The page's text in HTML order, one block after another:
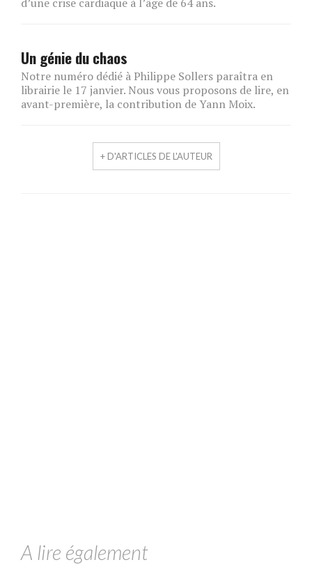
Un génie du chaos
Notre numéro dédié à Philippe Sollers paraîtra en
librairie le 17 janvier. Nous vous proposons de lire, en
avant-première, la contribution de Yann Moix.
+ D'ARTICLES DE L'AUTEUR
A lire également